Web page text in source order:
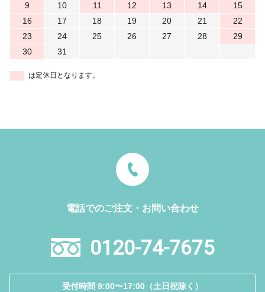
9
10 11 12 13 14
15
16
17 18 19 20 21
22
23
24 25 26 27 28
29
30
31
は定休日となります。
電話でのご注文・お問い合わせ
0120-74-7675
受付時間 9:00〜17:00（土日祝除く）